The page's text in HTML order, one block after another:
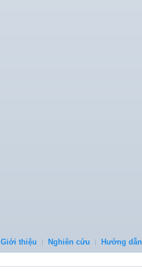
Giới thiệu Nghiên cứu Hướng dẫn